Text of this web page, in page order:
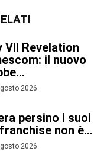
VII Revelation
il nuovo
2026
persino i suoi
non è...
2026